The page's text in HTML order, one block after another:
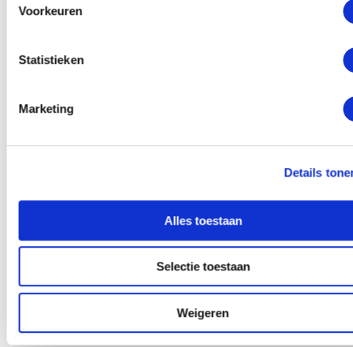
Voorkeuren
Statistieken
Marketing
Details
Alles toestaan
Selectie toestaan
Weigeren
Linguïstisch Programmeren (NLP) is populair en helpt
helpen die ernstig last had van sociale angsten. Door
een trauma zat. Het oplossen van het trauma, loste de
opleidingen van het Hypnose Instituut Nederland.
Hypnose kan dus erg veel doen om mensen te helpen
met hun zelfkennis, het bewaken van grenzen en de
bewustwording van de invloed van sociale druk.